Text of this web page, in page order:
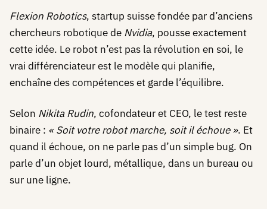
Flexion Robotics, startup suisse fondée par d’anciens
chercheurs robotique de Nvidia, pousse exactement
cette idée. Le robot n’est pas la révolution en soi, le
vrai différenciateur est le modèle qui planifie,
enchaîne des compétences et garde l’équilibre.
Selon Nikita Rudin, cofondateur et CEO, le test reste
binaire : « Soit votre robot marche, soit il échoue ». Et
quand il échoue, on ne parle pas d’un simple bug. On
parle d’un objet lourd, métallique, dans un bureau ou
sur une ligne.